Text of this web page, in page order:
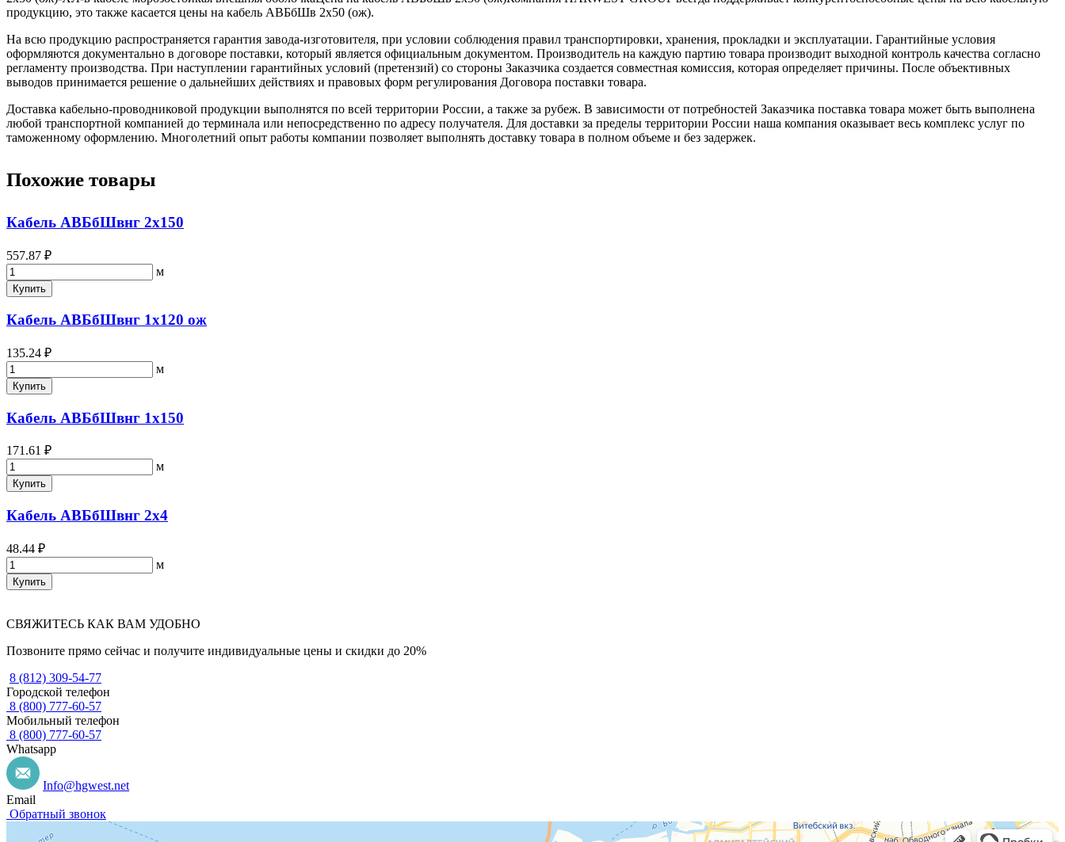
продукцию, это также касается цены на кабель АВБбШв 2х50 (ож).
На всю продукцию распространяется гарантия завода-изготовителя, при условии соблюдения правил транспортировки, хранения, прокладки и эксплуатации. Гарантийные условия
оформляются документально в договоре поставки, который является официальным документом. Производитель на каждую партию товара производит выходной контроль качества согласно
регламенту производства. При наступлении гарантийных условий (претензий) со стороны Заказчика создается совместная комиссия, которая определяет причины. После объективных
выводов принимается решение о дальнейших действиях и правовых форм регулирования Договора поставки товара.
Доставка кабельно-проводниковой продукции выполнятся по всей территории России, а также за рубеж. В зависимости от потребностей Заказчика поставка товара может быть выполнена
любой транспортной компанией до терминала или непосредственно по адресу получателя. Для доставки за пределы территории России наша компания оказывает весь комплекс услуг по
таможенному оформлению. Многолетний опыт работы компании позволяет выполнять доставку товара в полном объеме и без задержек.
Похожие товары
Кабель АВБбШвнг 2х150
557.87 ₽
м
Купить
Кабель АВБбШвнг 1х120 ож
135.24 ₽
м
Купить
Кабель АВБбШвнг 1х150
171.61 ₽
м
Купить
Кабель АВБбШвнг 2х4
48.44 ₽
м
Купить
СВЯЖИТЕСЬ КАК ВАМ УДОБНО
Позвоните прямо сейчас и получите индивидуальные цены и скидки до 20%
8 (812) 309-54-77
Городской телефон
8 (800) 777-60-57
Мобильный телефон
8 (800) 777-60-57
Whatsapp
Info@hgwest.net
Email
Обратный звонок